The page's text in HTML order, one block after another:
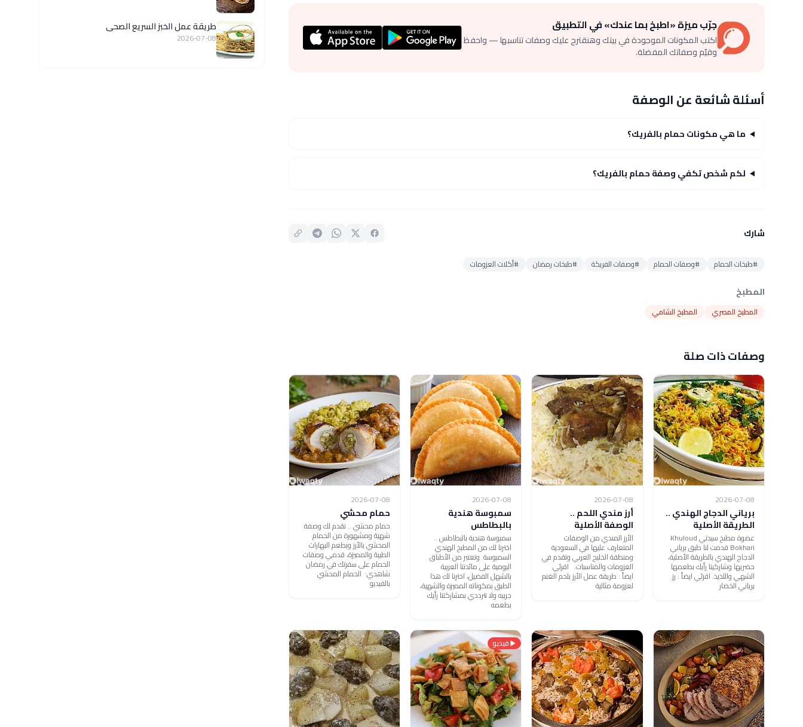
جرّب ميزة «اطبخ بما عندك» في التطبيق
اكتب المكونات الموجودة في بيتك وهنقترح عليك وصفات تناسبها — واحفظ
وقيّم وصفاتك المفضلة.
أسئلة شائعة عن الوصفة
ما هي مكونات حمام بالفريك؟
لكم شخص تكفي وصفة حمام بالفريك؟
شارك
#طبخات الحمام #وصفات الحمام #وصفات الفريكة #طبخات رمضان #أكلات العزومات
المطبخ
المطبخ المصري المطبخ الشامي
وصفات ذات صلة
2026-07-08
برياني الدجاج الهندي ..
الطريقة الأصلية
عضوة مطبخ سيدتي Khuloud
Bokhari قدمت لنا طبق برياني
الدجاج الهندي بالطريقة الأصلية،
حضريها وشاركينا رأيك بطعمها
الشهي واللذيذ. اقرئي ايضاً : رز
برياني الخضار
2026-07-08
أرز مندي اللحم ..
الوصفة الأصلية
الأرز المندي من الوصفات
المتعارف عليها في السعودية
ومنطقة الخليج العربي وتقدم في
العزومات والمناسبات. اقرئي
ايضاً : طريقة عمل الأرز بلحم الغنم
لعزومة مثالية
2026-07-08
سمبوسة هندية
بالبطاطس
سمبوسة هندية بالبطاطس ..
اخترنا لك من المطبخ الهندي
السمبوسة وتعتبر من الأطباق
اليومية على مائدتنا العربية
بالشهل الفضيل، اخترنا لك هذا
الطبق بمكوناته المميزة والشهية،
جربيه ولا تترددي بمشاركتنا رأيك
بطعمه
2026-07-08
حمام محشي
حمام محشي .. نقدم لك وصفة
شهية ومشهورة من الحمام
المحشي بالأرز وبطعم البهارات
الطيبة والمميزة، قدمي وصفات
الحمام على سفرتك في رمضان
شاهدي: الحمام المحشي
بالفيديو
فيديو
طريقة عمل الخبز السريع الصحى
2026-07-08